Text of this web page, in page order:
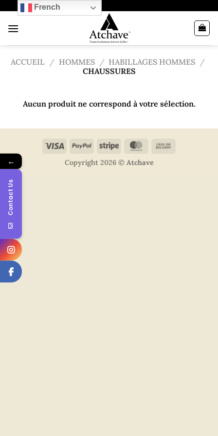
Passer
contenu
ACCUEIL / HOMMES / HABILLAGES HOMMES /
CHAUSSURES
Aucun produit ne correspond à votre sélection.
Copyright 2026 © Atchave
French
←
Contact Us